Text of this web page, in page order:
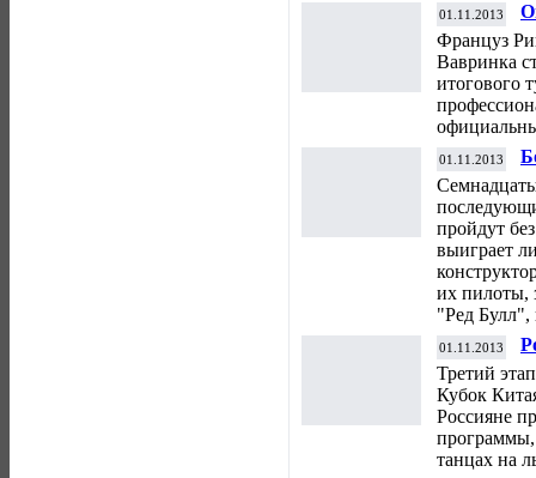
01.11.2013
Француз
Вавринка
итогового
01.11.2013
пройдут
выиграет
их пилоты,
"Ред Булл",
01.11.2013
Третий
Кубок
Россияне
танцах на